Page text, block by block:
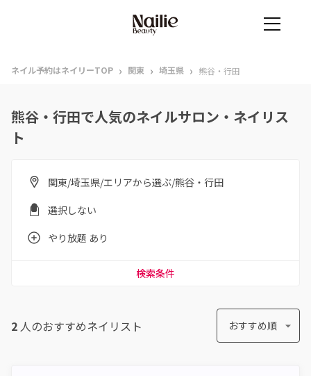
ネイル予約はネイリーTOP › 関東 › 埼玉県 › 熊谷・行田
熊谷・行田で人気のネイルサロン・ネイリス
ト
関東/埼玉県/エリアから選ぶ/熊谷・行田
選択しない
やり放題 あり
検索条件
2 人のおすすめネイリスト おすすめ順